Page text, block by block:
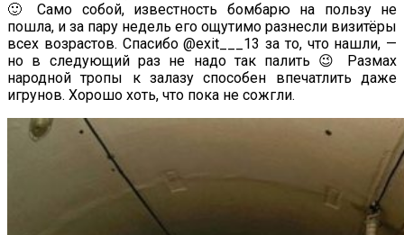
🙂 Само собой, известность бомбарю на пользу не
пошла, и за пару недель его ощутимо разнесли визитёры
всех возрастов. Спасибо @exit___13 за то, что нашли, —
но в следующий раз не надо так палить 😉 Размах
народной тропы к залазу способен впечатлить даже
игрунов. Хорошо хоть, что пока не сожгли.